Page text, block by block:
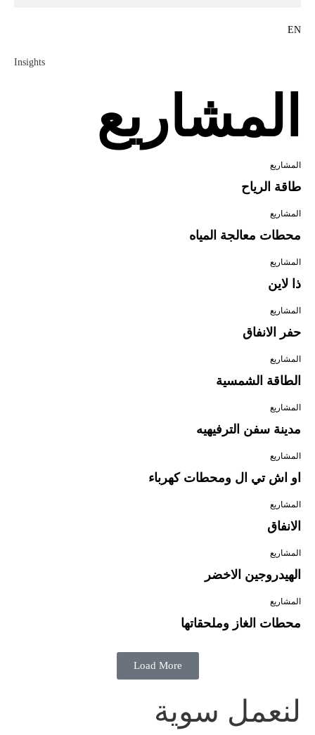
EN
Insights
المشاريع
المشاريع
طاقة الرياح
المشاريع
محطات معالجة المياه
المشاريع
ذا لاين
المشاريع
حفر الانفاق
المشاريع
الطاقة الشمسية
المشاريع
مدينة سفن الترفيهيه
المشاريع
او اش تي ال ومحطات كهرباء
المشاريع
الانفاق
المشاريع
الهيدروجين الاخضر
المشاريع
محطات الغاز وملحقاتها
Load More
لنعمل سوية